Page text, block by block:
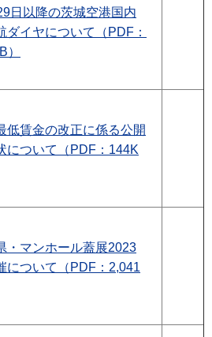
日以降の茨城空港国内
ダイヤについて（PDF：
）
低賃金の改正に係る公開
について（PDF：144K
・マンホール蓋展2023
について（PDF：2,041